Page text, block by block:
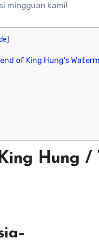
mingguan kami!
]
of King Hung’s
Hung